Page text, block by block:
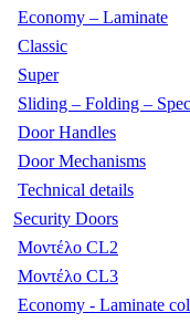
Economy – Laminate
Classic
Super
Sliding – Folding –
Door Handles
Door Mechanisms
Technical details
Security Doors
Μοντέλο CL2
Μοντέλο CL3
Economy - Laminate